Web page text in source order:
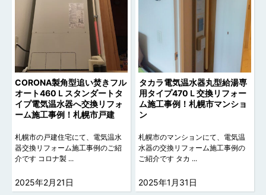
CORONA製角型追い焚きフル
オート460Ｌスタンダートタ
イプ電気温水器へ交換リフォ
ーム施工事例！札幌市戸建
札幌市の戸建住宅にて、電気温水
器交換リフォーム施工事例のご紹
介です コロナ製 ...
2025年2月21日
タカラ電気温水器丸型給湯専
用タイプ470Ｌ交換リフォー
ム施工事例！札幌市マンショ
ン
札幌市のマンションにて、電気温
水器の交換リフォーム施工事例の
ご紹介です タカ ...
2025年1月31日